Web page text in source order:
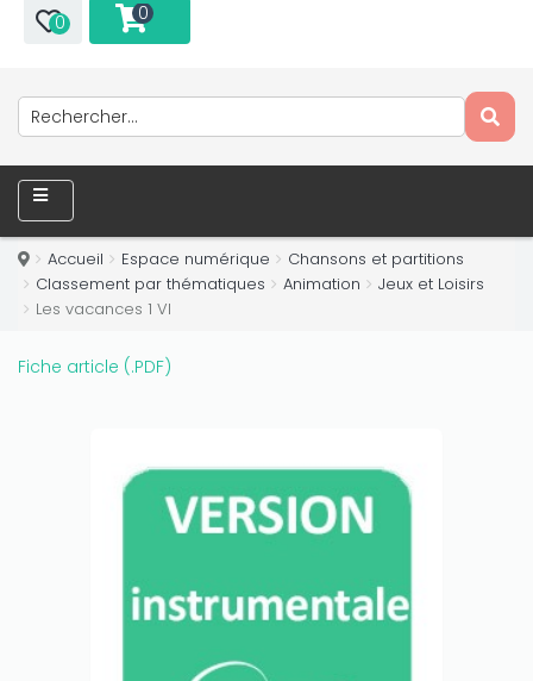
0 0
Accueil Espace numérique
Chansons et partitions
Classement par thématiques
Animation
Jeux et Loisirs
Les vacances 1 VI
Fiche article (.PDF)
Only play at
amount on your credits!